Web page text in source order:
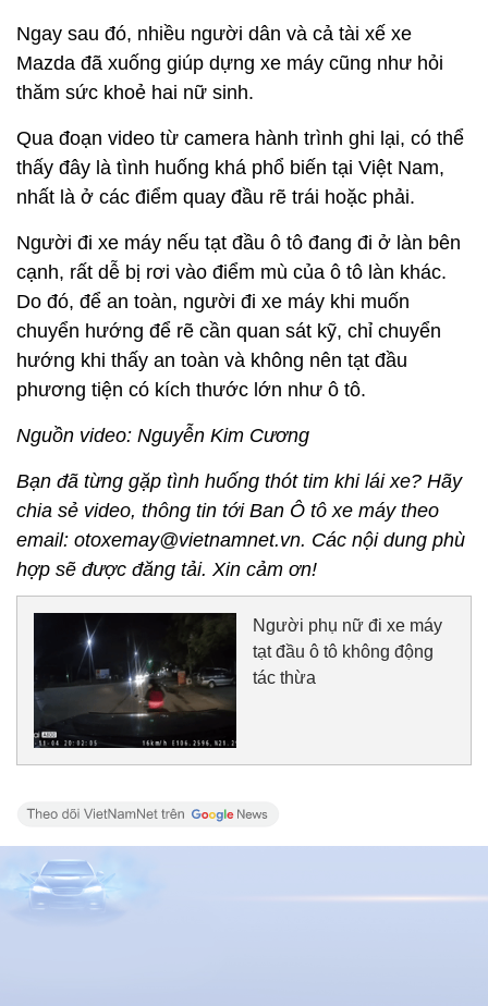
Ngay sau đó, nhiều người dân và cả tài xế xe
Mazda đã xuống giúp dựng xe máy cũng như hỏi
thăm sức khoẻ hai nữ sinh.
Qua đoạn video từ camera hành trình ghi lại, có thể
thấy đây là tình huống khá phổ biến tại Việt Nam,
nhất là ở các điểm quay đầu rẽ trái hoặc phải.
Người đi xe máy nếu tạt đầu ô tô đang đi ở làn bên
cạnh, rất dễ bị rơi vào điểm mù của ô tô làn khác.
Do đó, để an toàn, người đi xe máy khi muốn
chuyển hướng để rẽ cần quan sát kỹ, chỉ chuyển
hướng khi thấy an toàn và không nên tạt đầu
phương tiện có kích thước lớn như ô tô.
Nguồn video: Nguyễn Kim Cương
Bạn đã từng gặp tình huống thót tim khi lái xe? Hãy
chia sẻ video, thông tin tới Ban Ô tô xe máy theo
email: otoxemay@vietnamnet.vn. Các nội dung phù
hợp sẽ được đăng tải. Xin cảm ơn!
Người phụ nữ đi xe máy
tạt đầu ô tô không động
tác thừa